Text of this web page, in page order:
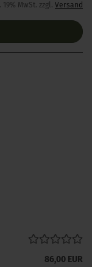
19% MwSt. zzgl. Versand
86,00 EUR